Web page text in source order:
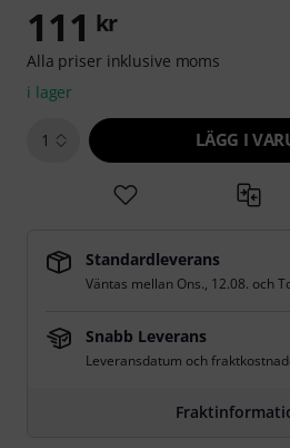
111 kr
Alla priser inklusive moms
i lager
1 LÄGG I
Standardleverans
Väntas mellan Ons., 12.08. och
Snabb Leverans
Leveransdatum och